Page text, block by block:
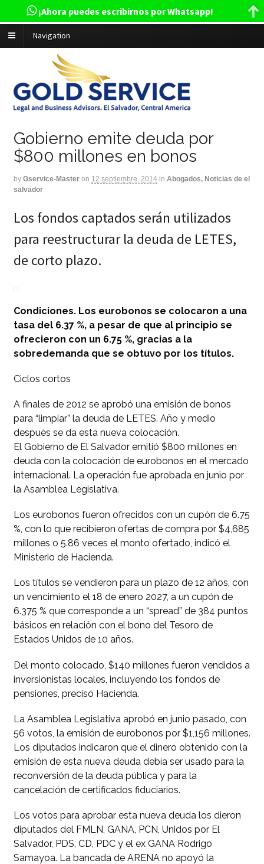
Navigation
Gobierno emite deuda por
$800 millones en bonos
by Gservice-Master on 12 septiembre, 2014 in Abogados, Noticias de el
salvador
Los fondos captados serán utilizados
para reestructurar la deuda de LETES,
de corto plazo.
Condiciones. Los eurobonos se colocaron a una
tasa del 6.37 %, a pesar de que al principio se
ofrecieron con un 6.75 %, gracias a la
sobredemanda que se obtuvo por los títulos.
Ciclos cortos
A finales de 2012 se aprobó una emisión de bonos
para “limpiar” la deuda de LETES. Año y medio
después se da esta nueva colocación.
El Gobierno de El Salvador emitió $800 millones en
deuda con la colocación de eurobonos en el mercado
internacional. La operación fue aprobada en junio por
la Asamblea Legislativa.
Los eurobonos fueron ofrecidos con un cupón de 6.75
%, con lo que recibieron ofertas de compra por $4,685
millones o 5.86 veces el monto ofertado, indicó el
Ministerio de Hacienda.
Los títulos se vendieron para un plazo de 12 años, con
un vencimiento el 18 de enero 2027, a un cupón de
6.375 % que corresponde a un “spread” de 384 puntos
básicos en relación con el bono del Tesoro de
Estados Unidos de 10 años.
Del monto colocado, $140 millones fueron vendidos a
inversionistas locales, incluyendo los fondos de
pensiones, precisó Hacienda.
La Asamblea Legislativa aprobó en junio pasado, con
56 votos, la emisión de eurobonos por $1,156 millones.
Los diputados indicaron que el dinero obtenido con la
emisión de esta nueva deuda debía ser usado para la
reconversión de la deuda pública y para la
cancelación de certificados fiduciarios.
Los votos para aprobar esta nueva deuda los dieron
diputados del FMLN, GANA, PCN, Unidos por El
Salvador, PDS, CD, PDC y el ex GANA Rodrigo
Samayoa. La bancada de ARENA no apoyó la
¡Ahora puedes escribirnos por Whatsapp!